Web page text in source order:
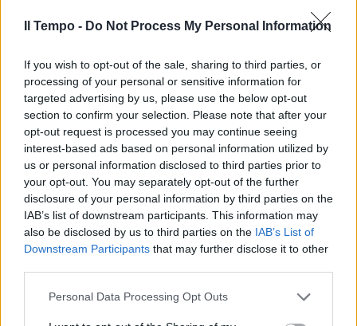
Il Tempo - Do Not Process My Personal Information
If you wish to opt-out of the sale, sharing to third parties, or
processing of your personal or sensitive information for
targeted advertising by us, please use the below opt-out
section to confirm your selection. Please note that after your
opt-out request is processed you may continue seeing
interest-based ads based on personal information utilized by
us or personal information disclosed to third parties prior to
your opt-out. You may separately opt-out of the further
disclosure of your personal information by third parties on the
IAB’s list of downstream participants. This information may
also be disclosed by us to third parties on the IAB’s List of
Downstream Participants that may further disclose it to other
Personal Data Processing Opt Outs
Compensi in crescita per gli ad
delle banche nonostante il calo
degli utili e delle azioni
30/06/2012
di Marlowe Per andare a vedere
il Grande Bluff sono bastate due
ore: quelle del tonfo dei mercati
in Italia e Spagna - azioni e
spread - dopo la vittoria in